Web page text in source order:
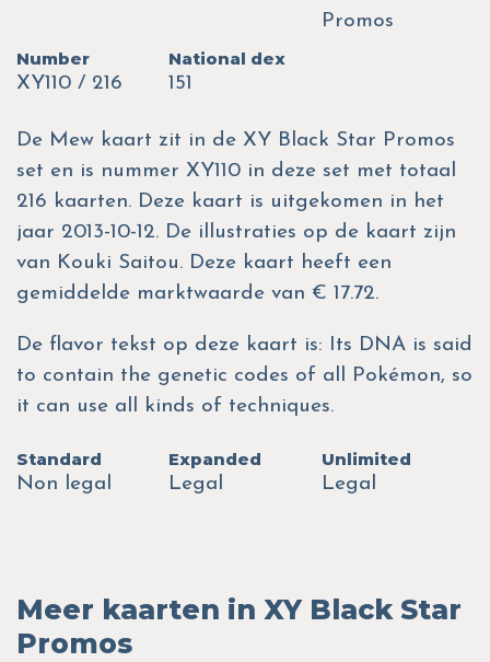
Promos
Number
XY110 / 216
National dex
151
De Mew kaart zit in de XY Black Star Promos
set en is nummer XY110 in deze set met totaal
216 kaarten. Deze kaart is uitgekomen in het
jaar 2013-10-12. De illustraties op de kaart zijn
van Kouki Saitou. Deze kaart heeft een
gemiddelde marktwaarde van € 17.72.
De flavor tekst op deze kaart is: Its DNA is said
to contain the genetic codes of all Pokémon, so
it can use all kinds of techniques.
Standard
Non legal
Expanded
Legal
Unlimited
Legal
Meer kaarten in XY Black Star
Promos